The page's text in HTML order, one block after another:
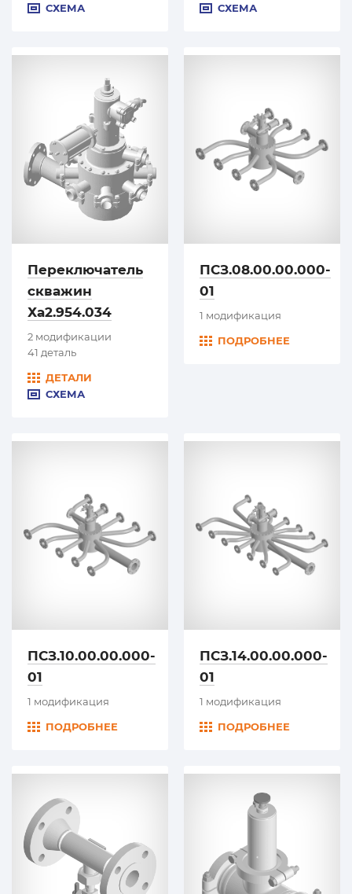
СХЕМА
СХЕМА
Переключатель
скважин
Ха2.954.034
2 модификации
41 деталь
ДЕТАЛИ
СХЕМА
ПСЗ.08.00.00.000-
01
1 модификация
ПОДРОБНЕЕ
ПСЗ.10.00.00.000-
01
1 модификация
ПОДРОБНЕЕ
ПСЗ.14.00.00.000-
01
1 модификация
ПОДРОБНЕЕ